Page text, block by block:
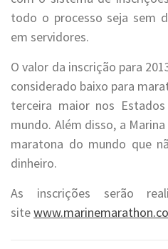
todo o processo seja sem
em servidores.
O valor da inscrição para
considerado baixo para
terceira maior nos
mundo. Além disso, a
maratona do mundo que
dinheiro.
As inscrições serão
site